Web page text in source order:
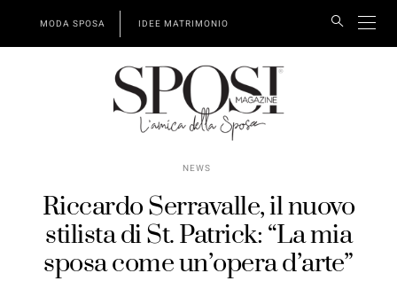
MODA SPOSA IDEE MATRIMONIO
NEWS
Riccardo Serravalle, il nuovo
stilista di St. Patrick: “La mia
sposa come un’opera d’arte”